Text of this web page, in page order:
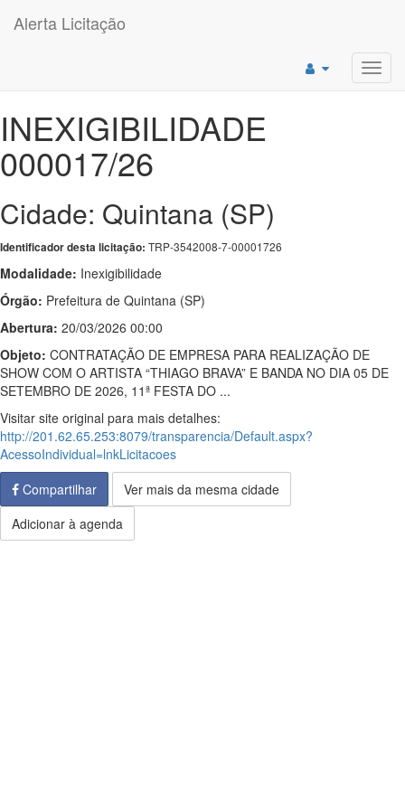
Alerta Licitação
INEXIGIBILIDADE
000017/26
Cidade: Quintana (SP)
Identificador desta licitação: TRP-3542008-7-00001726
Modalidade: Inexigibilidade
Órgão: Prefeitura de Quintana (SP)
Abertura: 20/03/2026 00:00
Objeto: CONTRATAÇÃO DE EMPRESA PARA REALIZAÇÃO DE
SHOW COM O ARTISTA “THIAGO BRAVA” E BANDA NO DIA 05 DE
SETEMBRO DE 2026, 11ª FESTA DO ...
Visitar site original para mais detalhes:
http://201.62.65.253:8079/transparencia/Default.aspx?
AcessoIndividual=lnkLicitacoes
Compartilhar
Ver mais da mesma cidade
Adicionar à agenda